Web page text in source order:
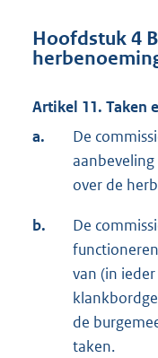
Hoofdstuk 4
Artikel 11. Taken
a.
De
over de
b.
De
van (in
de
taken.